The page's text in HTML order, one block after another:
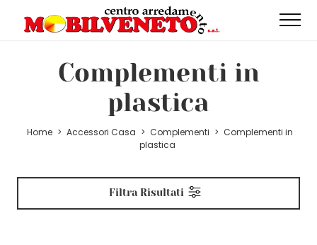
Complementi in
plastica
Home > Accessori Casa > Complementi > Complementi in
plastica
Filtra Risultati